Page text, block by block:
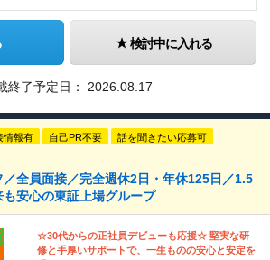
検討中に入れる
終了予定日： 2026.08.17
情報有 自己PR不要 話を聞きたい応募可
／全員面接／完全週休2日・年休125日／1.5
安心の東証上場グループ
☆30代からの正社員デビューも応援☆ 堅実な研
修と手厚いサポートで、一生ものの安心と安定を